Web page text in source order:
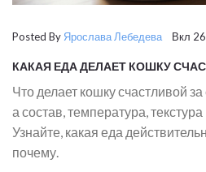
Posted By Ярослава Лебедева Вкл 26
КАКАЯ ЕДА ДЕЛАЕТ КОШКУ
Что делает кошку счастливой
а состав, температура,
Узнайте, какая еда
почему.